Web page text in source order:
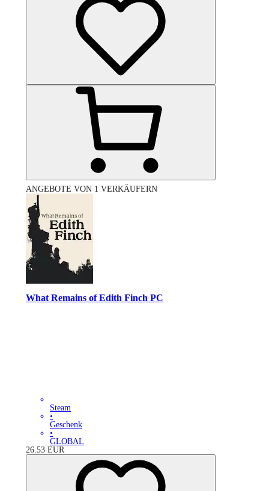
ANGEBOTE VON 1 VERKÄUFERN
What Remains of Edith Finch PC
Steam
•
Geschenk
•
GLOBAL
26.53 EUR